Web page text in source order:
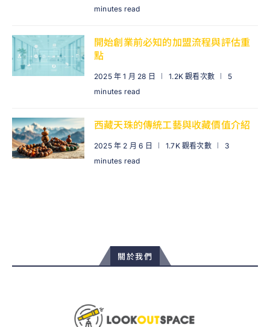
minutes read
開始創業前必知的加盟流程與評估重
點
2025 年 1 月 28 日 1.2K 觀看次數
5
minutes read
西藏天珠的傳統工藝與收藏價值介紹
2025 年 2 月 6 日 1.7K 觀看次數
3
minutes read
關於我們